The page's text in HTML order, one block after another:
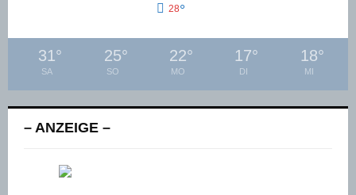
28°
31°
SA
25°
SO
22°
MO
17°
DI
18°
MI
– ANZEIGE –